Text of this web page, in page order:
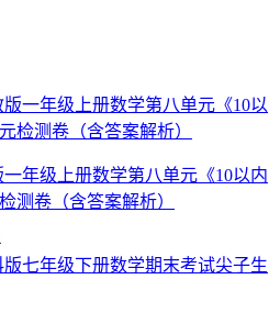
一年级上册数学第八单元《10以内
测卷（含答案解析）